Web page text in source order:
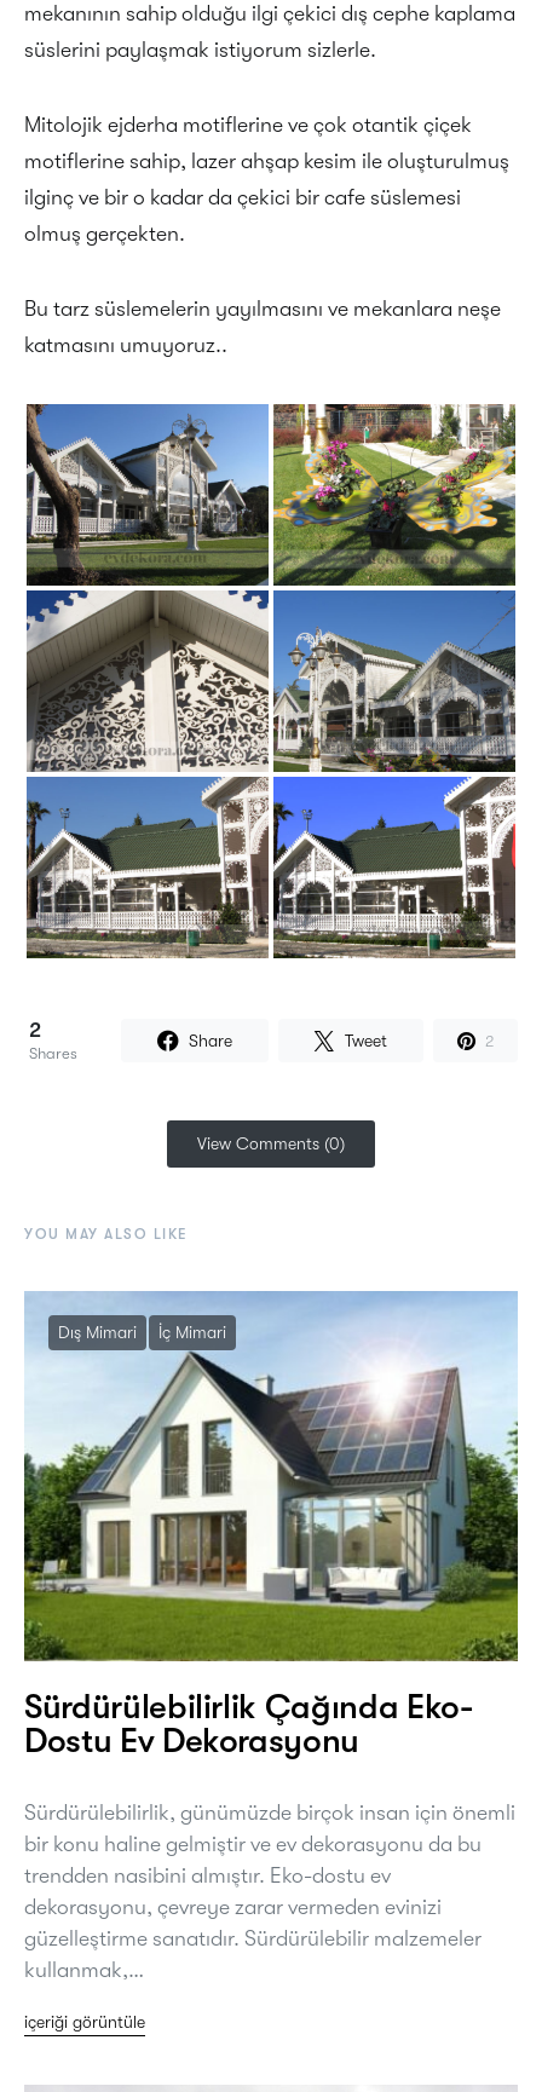
mekanının sahip olduğu ilgi çekici dış cephe kaplama
süslerini paylaşmak istiyorum sizlerle.
Mitolojik ejderha motiflerine ve çok otantik çiçek
motiflerine sahip, lazer ahşap kesim ile oluşturulmuş
ilginç ve bir o kadar da çekici bir cafe süslemesi
olmuş gerçekten.
Bu tarz süslemelerin yayılmasını ve mekanlara neşe
katmasını umuyoruz..
2
Shares
Share Tweet 2
View Comments (0)
YOU MAY ALSO LIKE
Dış Mimari İç Mimari
Sürdürülebilirlik Çağında Eko-
Dostu Ev Dekorasyonu
Sürdürülebilirlik, günümüzde birçok insan için önemli
bir konu haline gelmiştir ve ev dekorasyonu da bu
trendden nasibini almıştır. Eko-dostu ev
dekorasyonu, çevreye zarar vermeden evinizi
güzelleştirme sanatıdır. Sürdürülebilir malzemeler
kullanmak,…
içeriği görüntüle